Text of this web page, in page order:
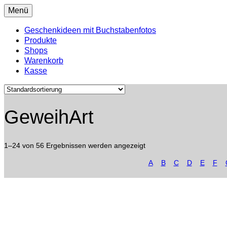
Menü
Geschenkideen mit Buchstabenfotos
Produkte
Shops
Warenkorb
Kasse
GeweihArt
1–24 von 56 Ergebnissen werden angezeigt
A B C D E F